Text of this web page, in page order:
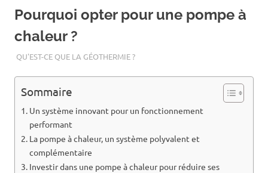
Pourquoi opter pour une pompe à
chaleur ?
QU'EST-CE QUE LA GÉOTHERMIE ?
Sommaire
Un système innovant pour un fonctionnement
performant
La pompe à chaleur, un système polyvalent et
complémentaire
Investir dans une pompe à chaleur pour réduire ses